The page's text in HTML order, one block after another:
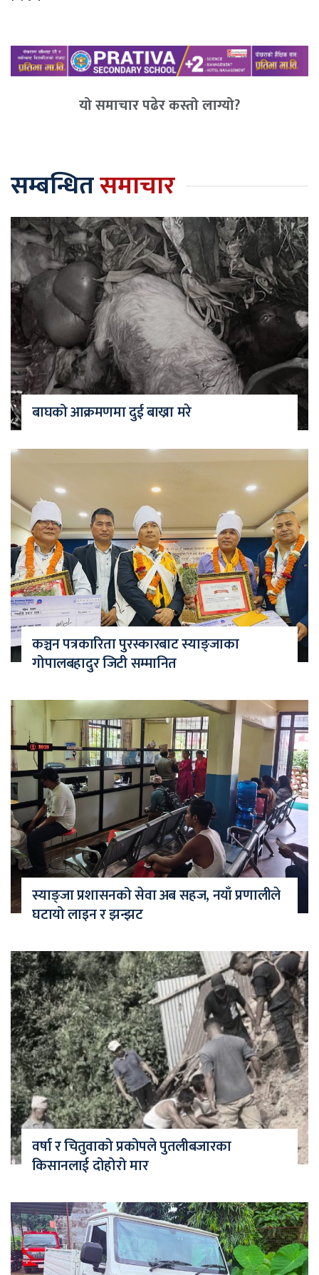
यो समाचार पढेर कस्तो लाग्यो?
सम्बन्धितसमाचार
बाघको आक्रमणमा दुई बाख्रा मरे
कञ्चन पत्रकारिता पुरस्कारबाट स्याङ्जाका
गोपालबहादुर जिटी सम्मानित
स्याङ्जा प्रशासनको सेवा अब सहज, नयाँ प्रणालीले
घटायो लाइन र झन्झट
वर्षा र चितुवाको प्रकोपले पुतलीबजारका
किसानलाई दोहोरो मार